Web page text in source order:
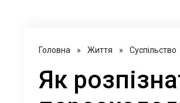
Головна » Життя » Суспільство
Як